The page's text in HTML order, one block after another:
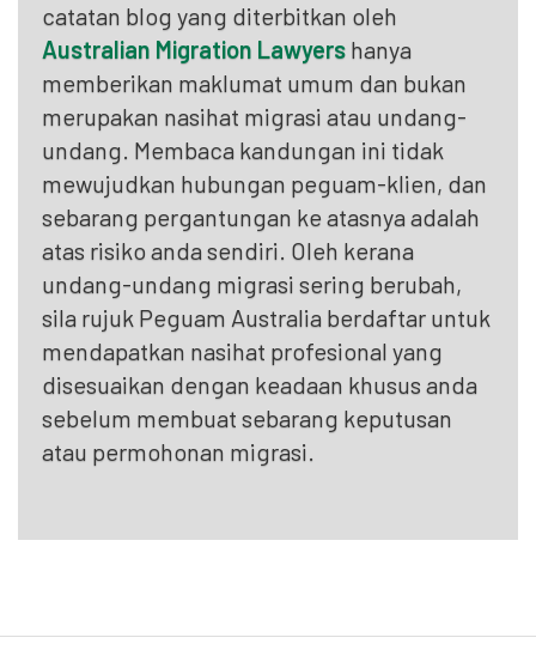
catatan blog yang diterbitkan oleh
Australian Migration Lawyers hanya
memberikan maklumat umum dan bukan
merupakan nasihat migrasi atau undang-
undang. Membaca kandungan ini tidak
mewujudkan hubungan peguam-klien, dan
sebarang pergantungan ke atasnya adalah
atas risiko anda sendiri. Oleh kerana
undang-undang migrasi sering berubah,
sila rujuk Peguam Australia berdaftar untuk
mendapatkan nasihat profesional yang
disesuaikan dengan keadaan khusus anda
sebelum membuat sebarang keputusan
atau permohonan migrasi.